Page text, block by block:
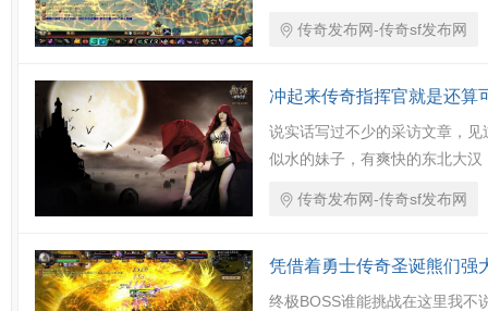
传奇发布网-传奇sf发布网
冲起来传奇指挥官就是还算
说实话写过不少的采访文章，
似水的妹子，有爽快的东北大
传奇发布网-传奇sf发布网
凭借着勇士传奇圣诞熊们强
终极BOSS谁能挑战在这里我不